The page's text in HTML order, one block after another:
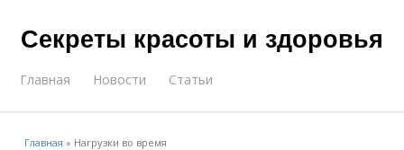
Секреты красоты и здоровья
Главная Новости Статьи
Главная » Нагрузки во время